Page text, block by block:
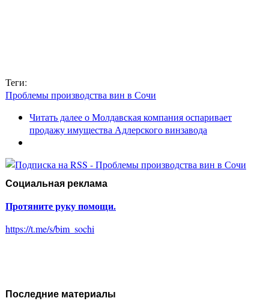
Теги:
Проблемы производства вин в Сочи
Читать далеео Молдавская компания оспаривает
продажу имущества Адлерского винзавода
Социальная реклама
Протяните руку помощи.
https://t.me/s/bim_sochi
Последние материалы